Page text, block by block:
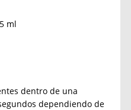
ml
dentro de una
dependiendo de